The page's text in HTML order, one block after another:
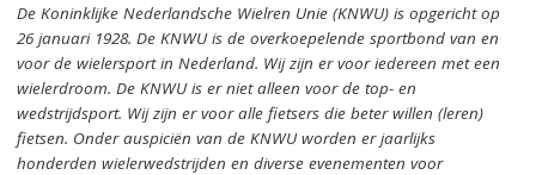
De Koninklijke Nederlandsche Wielren Unie (KNWU) is opgericht op
26 januari 1928.De KNWU is de overkoepelende sportbond van en
voor de wielersport in Nederland. Wij zijn er voor iedereen met een
wielerdroom.De KNWU is er niet alleen voor de top- en
wedstrijdsport. Wij zijn ervoor alle fietsers die beter willen (leren)
fietsen. Onder auspiciën van de KNWU worden er jaarlijks
honderden wielerwedstrijden en diverse evenementen voor